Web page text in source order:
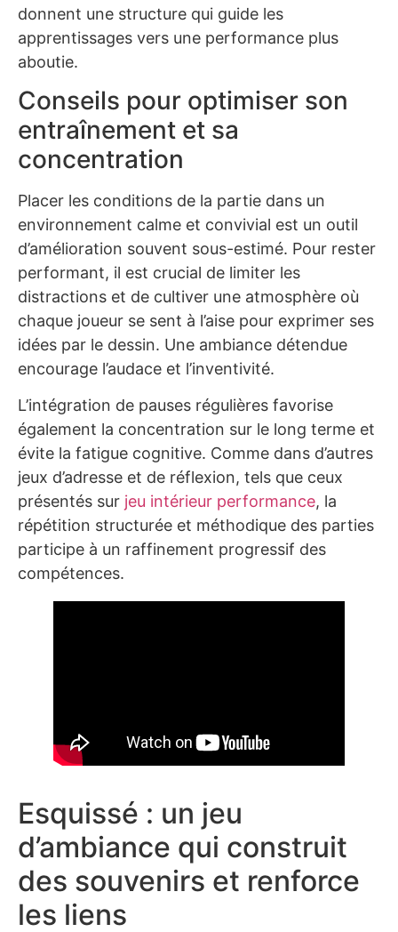
donnent une structure qui guide les
apprentissages vers une performance plus
aboutie.
Conseils pour optimiser son
entraînement et sa
concentration
Placer les conditions de la partie dans un
environnement calme et convivial est un outil
d’amélioration souvent sous-estimé. Pour rester
performant, il est crucial de limiter les
distractions et de cultiver une atmosphère où
chaque joueur se sent à l’aise pour exprimer ses
idées par le dessin. Une ambiance détendue
encourage l’audace et l’inventivité.
L’intégration de pauses régulières favorise
également la concentration sur le long terme et
évite la fatigue cognitive. Comme dans d’autres
jeux d’adresse et de réflexion, tels que ceux
présentés sur jeu intérieur performance, la
répétition structurée et méthodique des parties
participe à un raffinement progressif des
compétences.
Esquissé : un jeu
d’ambiance qui construit
des souvenirs et renforce
les liens